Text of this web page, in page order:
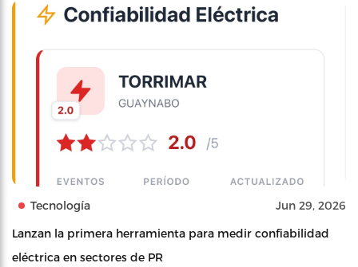
Tecnología Jun 29, 2026
Lanzan la primera herramienta para medir confiabilidad
eléctrica en sectores de PR